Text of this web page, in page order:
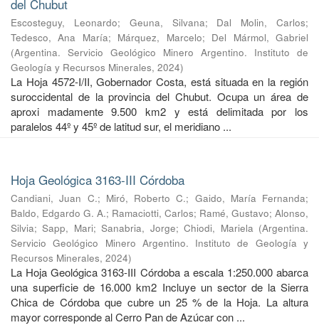
del Chubut
Escosteguy, Leonardo; Geuna, Silvana; Dal Molin, Carlos;
Tedesco, Ana María; Márquez, Marcelo; Del Mármol, Gabriel
(Argentina. Servicio Geológico Minero Argentino. Instituto de
Geología y Recursos Minerales, 2024)
La Hoja 4572-I/II, Gobernador Costa, está situada en la región
suroccidental de la provincia del Chubut. Ocupa un área de
aproxi madamente 9.500 km2 y está delimitada por los
paralelos 44º y 45º de latitud sur, el meridiano ...
Hoja Geológica 3163-III Córdoba
Candiani, Juan C.; Miró, Roberto C.; Gaido, María Fernanda;
Baldo, Edgardo G. A.; Ramaciotti, Carlos; Ramé, Gustavo; Alonso,
Silvia;Sapp, Mari;Sanabria, Jorge;Chiodi, Mariela (Argentina.
Servicio Geológico Minero Argentino. Instituto de Geología y
Recursos Minerales, 2024)
La Hoja Geológica 3163-III Córdoba a escala 1:250.000 abarca
una superficie de 16.000 km2 Incluye un sector de la Sierra
Chica de Córdoba que cubre un 25 % de la Hoja. La altura
mayor corresponde al Cerro Pan de Azúcar con ...